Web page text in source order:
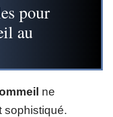
pour
au
ne
sophistiqué.